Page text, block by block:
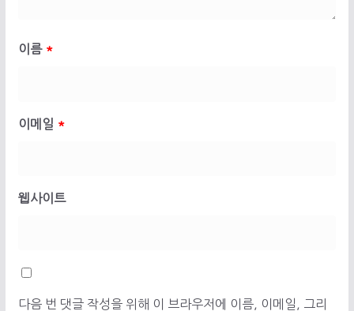
이름 *
이메일 *
웹사이트
다음 번 댓글 작성을 위해 이 브라우저에 이름, 이메일, 그리